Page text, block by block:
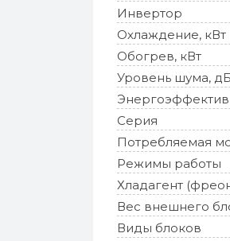
Инвертор
Охлаждение, кВт
Обогрев, кВт
Уровень шума, дБ
Серия
Потребляемая
Режимы работы
Хладагент
Вес внешнего
Виды блоков